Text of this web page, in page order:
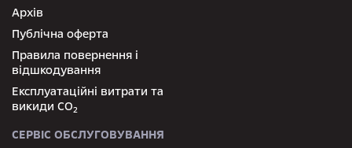
Архів
Публічна оферта
Правила повернення і
відшкодування
Експлуатаційні витрати та
викиди СО2
СЕРВІС ОБСЛУГОВУВАННЯ